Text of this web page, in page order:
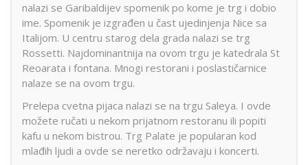
nalazi se Garibaldijev spomenik po kome je trg i dobio
ime. Spomenik je izgrađen u čast ujedinjenja Nice sa
Italijom. U centru starog dela grada nalazi se trg
Rossetti. Najdominantnija na ovom trgu je katedrala St
Reoarata i fontana. Mnogi restorani i poslastičarnice
nalaze se na ovom trgu.
Prelepa cvetna pijaca nalazi se na trgu Saleya. I ovde
možete ručati u nekom prijatnom restoranu ili popiti
kafu u nekom bistrou. Trg Palate je popularan kod
mlađih ljudi a ovde se neretko održavaju i koncerti.